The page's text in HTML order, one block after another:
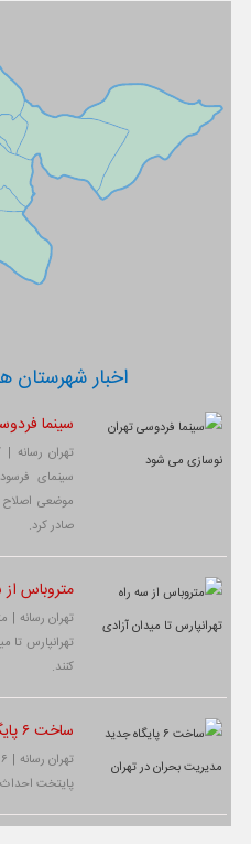
اخبار شهرستان
سینما
سینمای
صادر کرد.
متروباس از
تهران رسانه |
تهرانپارس تا
کنند.
ساخت ۶ پایگاه جدید مدیریت بحران در تهران
پایتخت